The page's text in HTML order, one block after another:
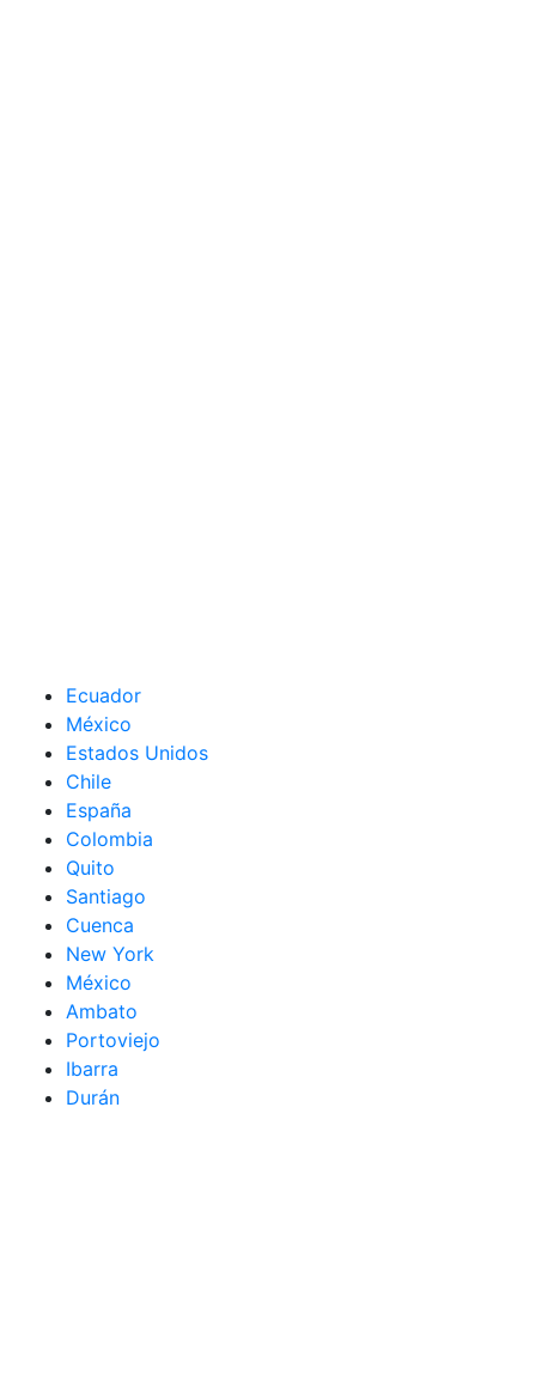
Ecuador
México
Estados Unidos
Chile
España
Colombia
Quito
Santiago
Cuenca
New York
México
Ambato
Portoviejo
Ibarra
Durán